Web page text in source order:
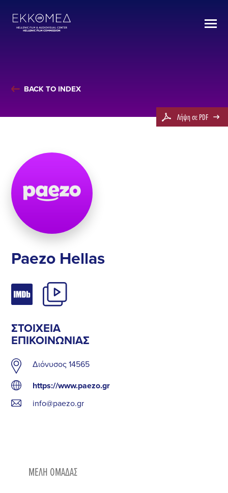
BACK TO INDEX
Λήψη σε PDF
Paezo Hellas
ΣΤΟΙΧΕΊΑ
ΕΠΙΚΟΙΝΩΝΊΑΣ
Διόνυσος 14565
https://www.paezo.gr
info@paezo.gr
ΜΈΛΗ ΟΜΆΔΑΣ